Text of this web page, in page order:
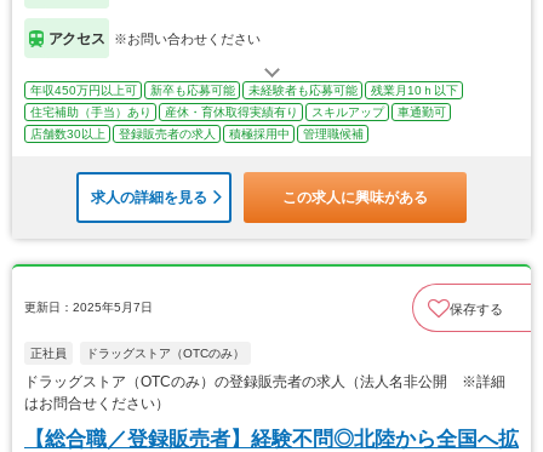
アクセス ※お問い合わせください
年収450万円以上可 新卒も応募可能 未経験者も応募可能
残業月10ｈ以下
住宅補助（手当）あり
産休・育休取得実績有り スキルアップ
車通勤可
店舗数30以上
登録販売者の求人 積極採用中 管理職候補
求人の詳細を見る この求人に興味がある
更新日：2025年5月7日 保存する
正社員 ドラッグストア（OTCのみ）
ドラッグストア（OTCのみ）の登録販売者の求人（法人名非公開 ※詳細
はお問合せください）
【総合職／登録販売者】経験不問◎北陸から全国へ拡